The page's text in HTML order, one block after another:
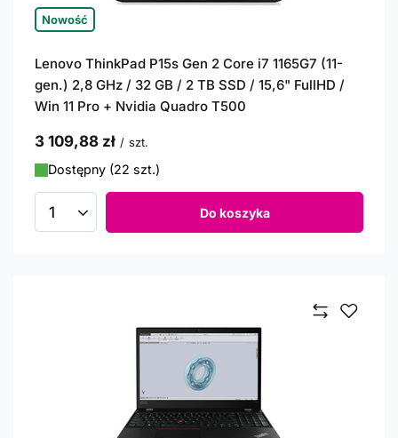
Nowość
Lenovo ThinkPad P15s Gen 2 Core i7 1165G7 (11-
gen.) 2,8 GHz / 32 GB / 2 TB SSD / 15,6" FullHD /
Win 11 Pro + Nvidia Quadro T500
3 109,88 zł / szt.
Dostępny (22 szt.)
Ilość produktów Do koszyka